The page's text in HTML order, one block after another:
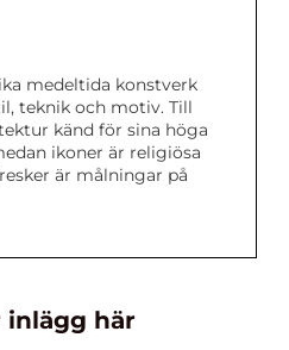
medeltida konstverk
teknik och motiv. Till
känd för sina höga
ikoner är religiösa
är målningar på
inlägg här